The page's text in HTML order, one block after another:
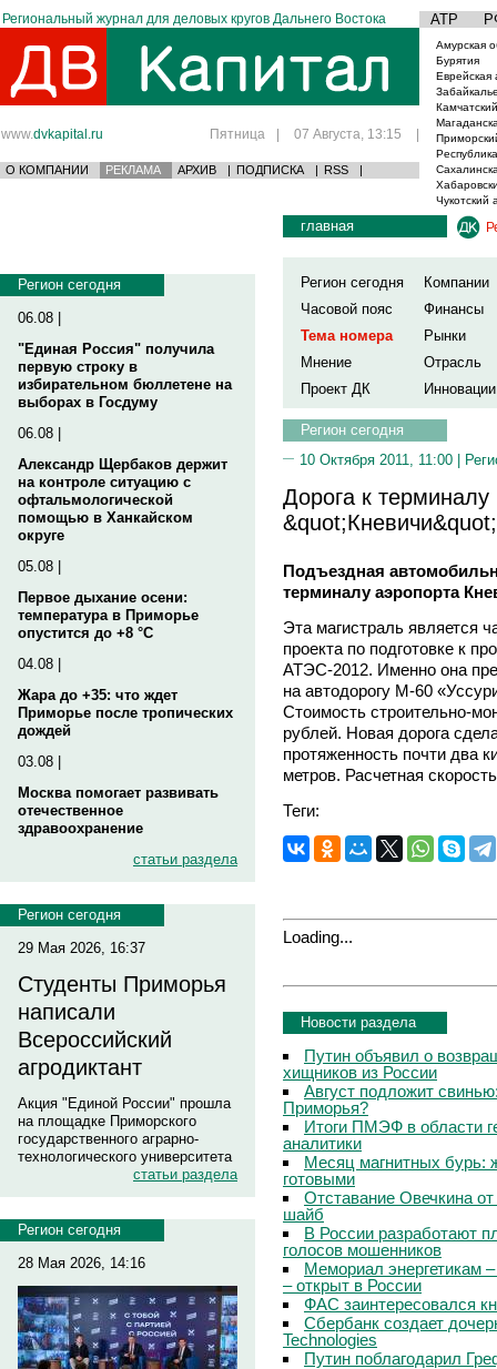
Региональный журнал для деловых кругов Дальнего Востока АТР
www.dvkapital.ru Пятница | 07 Августа, 13:15 |
О КОМПАНИИ РЕКЛАМА АРХИВ | ПОДПИСКА | RSS |
Амурская
Бурятия
Еврейская
Чукотский
Регион сегодня
06.08 |
"Единая Россия" получила
первую строку в
избирательном бюллетене на
выборах в Госдуму
06.08 |
Александр Щербаков держит
на контроле ситуацию с
офтальмологической
помощью в Ханкайском
округе
05.08 |
Первое дыхание осени:
температура в Приморье
опустится до +8 °C
04.08 |
Жара до +35: что ждет
Приморье после тропических
дождей
03.08 |
Москва помогает развивать
отечественное
здравоохранение
статьи раздела
Регион сегодня
29 Мая 2026, 16:37
Студенты Приморья
написали
Всероссийский
агродиктант
Акция "Единой России" прошла
на площадке Приморского
государственного аграрно-
технологического университета
статьи раздела
Регион сегодня
28 Мая 2026, 14:16
главная
Регион сегодня
Компании
Часовой пояс
Финансы
Тема номера
Рынки
Мнение
Отрасль
Проект ДК
Инновации
Регион сегодня
10 Октября 2011, 11:00 |
Дорога к терминалу
Подъездная
терминалу аэропорта
Эта магистраль является
проекта по подготовке к
АТЭС-2012. Именно она
на автодорогу М-60
Стоимость строительно-
рублей. Новая дорога
протяженность почти два
метров. Расчетная
Теги:
Loading...
Новости раздела
Путин объявил о
хищников из России
Август подложит
Приморья?
Итоги ПМЭФ в области
аналитики
Месяц магнитных бурь:
готовыми
Отставание Овечкина
шайб
В России разработают
голосов мошенников
Мемориал энергетикам
– открыт в России
ФАС заинтересовался
Сбербанк создает
Technologies
Путин поблагодарил